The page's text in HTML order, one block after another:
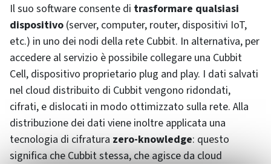
Il suo software consente di trasformare qualsiasi
dispositivo (server, computer, router, dispositivi IoT,
etc.) in uno dei nodi della rete Cubbit. In alternativa, per
accedere al servizio è possibile collegare una Cubbit
Cell, dispositivo proprietario plug and play. I dati salvati
nel cloud distribuito di Cubbit vengono ridondati,
cifrati, e dislocati in modo ottimizzato sulla rete. Alla
distribuzione dei dati viene inoltre applicata una
tecnologia di cifratura zero-knowledge: questo
significa che Cubbit stessa, che agisce da cloud